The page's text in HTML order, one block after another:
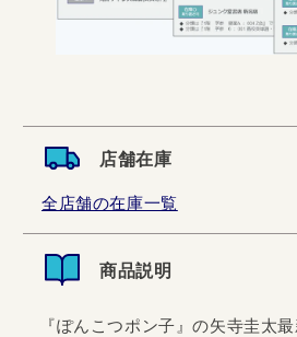
店舗在庫
全店舗の在庫一覧
商品説明
『ぽんこつポン子』の矢寺圭太最